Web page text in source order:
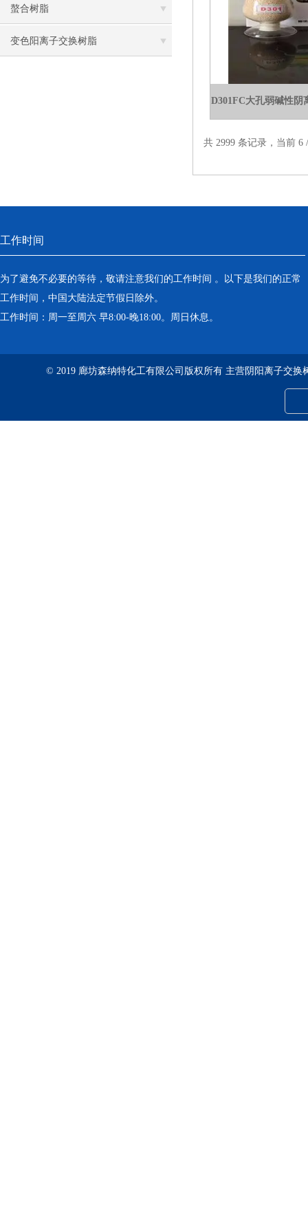
螯合树脂
变色阳离子交换树脂
D301FC大孔弱碱性阴
共 2999 条记录，当前
工作时间
为了避免不必要的等待，敬请注意我们的工作时间 。以下是我们的正常
工作时间，中国大陆法定节假日除外。
工作时间：周一至周六 早8:00-晚18:00。周日休息。
© 2019 廊坊森纳特化工有限公司版权所有 主营阴阳离子交换